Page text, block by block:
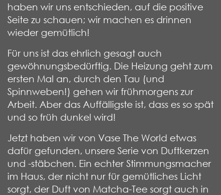
haben wir uns entschieden, auf die positive
Seite zu schauen; wir machen es drinnen
wieder gemütlich!
Für uns ist das ehrlich gesagt auch
gewöhnungsbedürftig. Die Heizung geht zum
ersten Mal an, durch den Tau (und
Spinnweben!) gehen wir frühmorgens zur
Arbeit. Aber das Auffälligste ist, dass es so spät
und so früh dunkel wird!
Jetzt haben wir von Vase The World etwas
dafür gefunden, unsere Serie von Duftkerzen
und -stäbchen. Ein echter Stimmungsmacher
im Haus, der nicht nur für gemütliches Licht
sorgt, der Duft von Matcha-Tee sorgt auch in